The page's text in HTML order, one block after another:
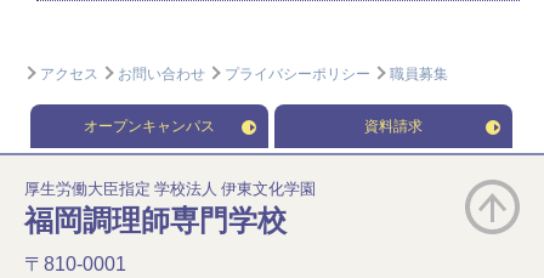
アクセス お問い合わせ プライバシーポリシー 職員募集
オープンキャンパス 資料請求
厚生労働大臣指定 学校法人 伊東文化学園
福岡調理師専門学校
〒810-0001